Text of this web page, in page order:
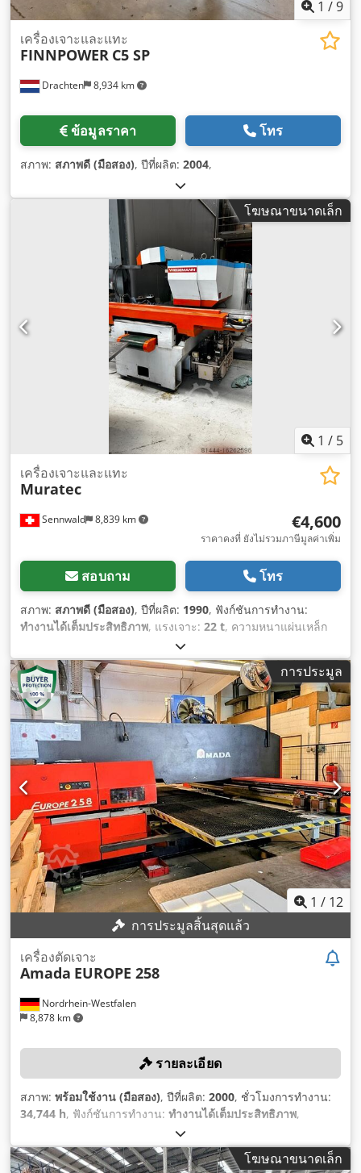
1 /9
Drachten 8,934 km
เครื่องเจาะและแทะ
FINNPOWER C5 SP
ข้อมูลราคา โทร
สภาพ: สภาพดี (มือสอง), ปีที่ผลิต: 2004,
โฆษณาขนาดเล็ก
1 / 5
Sennwald 8,839 km
เครื่องเจาะและแทะ
Muratec
€4,600
ราคาคงที่ ยังไม่รวมภาษีมูลค่าเพิ่ม
สอบถาม โทร
สภาพ: สภาพดี (มือสอง), ปีที่ผลิต: 1990, ฟังก์ชันการทำงาน:
ทำงานได้เต็มประสิทธิภาพ, แรงเจาะ: 22 t, ความหนาแผ่นเหล็ก
การประมูล
1 / 12
การประมูลสิ้นสุดแล้ว
Nordrhein-Westfalen
8,878 km
เครื่องตัดเจาะ
Amada EUROPE 258
รายละเอียด
สภาพ: พร้อมใช้งาน (มือสอง), ปีที่ผลิต: 2000, ชั่วโมงการทำงาน:
34,744 h, ฟังก์ชันการทำงาน: ทำงานได้เต็มประสิทธิภาพ,
หมายเลขเครื่องจักร/ยานพาหนะ:258 032
กก., แรงเจาะ:20 t, ความแม่นยำในการจัดวางตำแหน่ง:0.07 มม,
เส้นผ่านศูนย์กลางของเครื่องมือ:89 มม, โฆษณาขนาดเล็ก